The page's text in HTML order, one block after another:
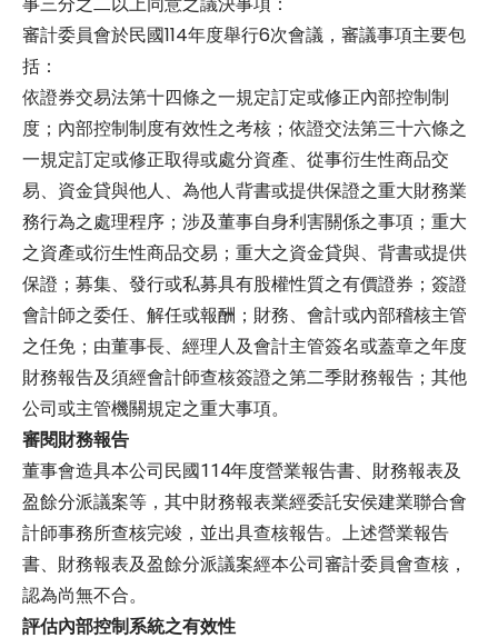
審計委員會於民國114年度舉行6次會議，審議事項主要包
括：
依證券交易法第十四條之一規定訂定或修正內部控制制
度；內部控制制度有效性之考核；依證交法第三十六條之
一規定訂定或修正取得或處分資產、從事衍生性商品交
易、資金貸與他人、為他人背書或提供保證之重大財務業
務行為之處理程序；涉及董事自身利害關係之事項；重大
之資產或衍生性商品交易；重大之資金貸與、背書或提供
保證；募集、發行或私募具有股權性質之有價證券；簽證
會計師之委任、解任或報酬；財務、會計或內部稽核主管
之任免；由董事長、經理人及會計主管簽名或蓋章之年度
財務報告及須經會計師查核簽證之第二季財務報告；其他
公司或主管機關規定之重大事項。
審閱財務報告
董事會造具本公司民國 114年度營業報告書、財務報表及
盈餘分派議案等，其中財務報表業經委託安侯建業聯合會
計師事務所查核完竣，並出具查核報告。上述營業報告
書、財務報表及盈餘分派議案經本公司審計委員會查核，
認為尚無不合。
評估內部控制系統之有效性